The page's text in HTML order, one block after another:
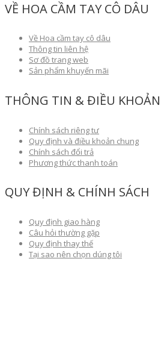
VỀ HOA CẦM TAY CÔ DÂU
Về Hoa cầm tay cô dâu
Thông tin liên hệ
Sơ đồ trang web
Sản phẩm khuyến mãi
THÔNG TIN & ĐIỀU KHOẢN
Chính sách riêng tư
Quy định và điều khoản chung
Chính sách đổi trả
Phương thức thanh toán
QUY ĐỊNH & CHÍNH SÁCH
Quy định giao hàng
Câu hỏi thường gặp
Quy định thay thế
Tại sao nên chọn dúng tôi